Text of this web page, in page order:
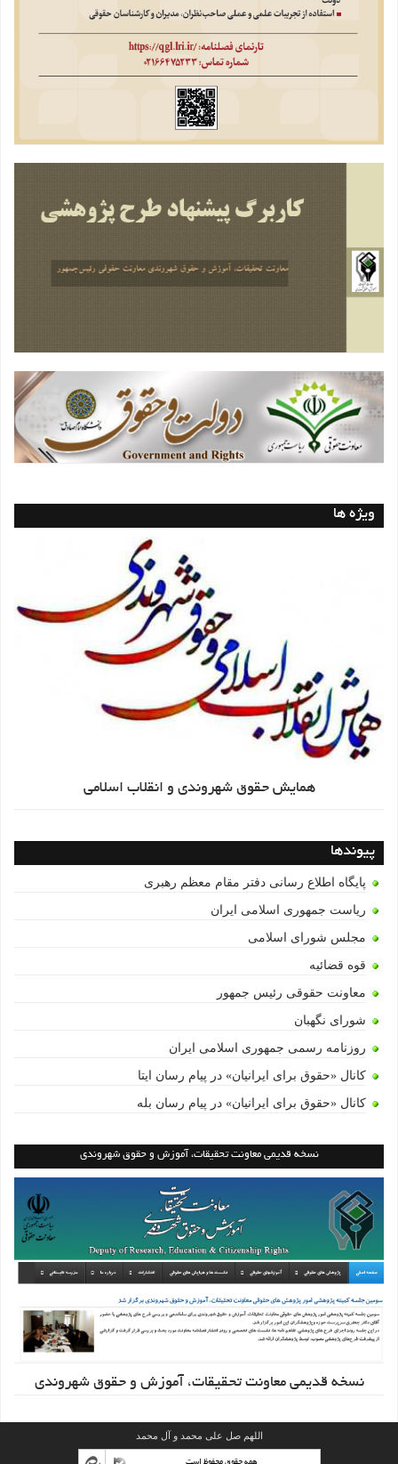
ویژه ها
همایش حقوق شهروندی و انقلاب اسلامی
پیوندها
پایگاه اطلاع رسانی دفتر مقام معظم رهبری
ریاست جمهوری اسلامی ایران
مجلس شورای اسلامی
قوه قضائیه
معاونت حقوقی رئیس جمهور
شورای نگهبان
روزنامه رسمی جمهوری اسلامی ایران
کانال «حقوق برای ایرانیان» در پیام رسان ایتا
کانال «حقوق برای ایرانیان» در پیام رسان بله
نسخه قدیمی معاونت تحقیقات، آموزش و حقوق شهروندی
نسخه قدیمی معاونت تحقیقات، آموزش و حقوق شهروندی
اللهم صل علی محمد و آل محمد